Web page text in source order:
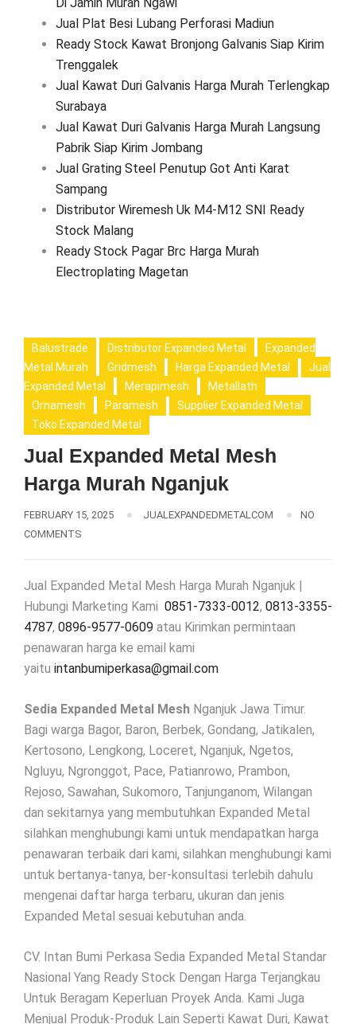
Jual Plat Besi Lubang Perforasi Madiun
Ready Stock Kawat Bronjong Galvanis Siap Kirim
Trenggalek
Jual Kawat Duri Galvanis Harga Murah Terlengkap
Surabaya
Jual Kawat Duri Galvanis Harga Murah Langsung
Pabrik Siap Kirim Jombang
Jual Grating Steel Penutup Got Anti Karat
Sampang
Distributor Wiremesh Uk M4-M12 SNI Ready
Stock Malang
Ready Stock Pagar Brc Harga Murah
Electroplating Magetan
Balustrade Distributor Expanded Metal
Expanded
Metal Murah
Gridmesh Harga Expanded Metal
Jual
Expanded Metal
Merapimesh
Metallath
Ornamesh
Paramesh
Supplier Expanded Metal
Toko Expanded Metal
Jual Expanded Metal Mesh
Harga Murah Nganjuk
FEBRUARY 15, 2025 JUALEXPANDEDMETALCOM
NO
COMMENTS
Jual Expanded Metal Mesh Harga Murah Nganjuk |
Hubungi Marketing Kami 0851-7333-0012, 0813-3355-
4787, 0896-9577-0609 atau Kirimkan permintaan
penawaran harga ke email kami
yaitu intanbumiperkasa@gmail.com
Sedia Expanded Metal Mesh Nganjuk Jawa Timur.
Bagi warga Bagor, Baron, Berbek, Gondang, Jatikalen,
Kertosono, Lengkong, Loceret, Nganjuk, Ngetos,
Ngluyu, Ngronggot, Pace, Patianrowo, Prambon,
Rejoso, Sawahan, Sukomoro, Tanjunganom, Wilangan
dan sekitarnya yang membutuhkan Expanded Metal
silahkan menghubungi kami untuk mendapatkan harga
penawaran terbaik dari kami, silahkan menghubungi kami
untuk bertanya-tanya, ber-konsultasi terlebih dahulu
mengenai daftar harga terbaru, ukuran dan jenis
Expanded Metal sesuai kebutuhan anda.
CV. Intan Bumi Perkasa Sedia Expanded Metal Standar
Nasional Yang Ready Stock Dengan Harga Terjangkau
Untuk Beragam Keperluan Proyek Anda. Kami Juga
Menjual Produk-Produk Lain Seperti Kawat Duri, Kawat